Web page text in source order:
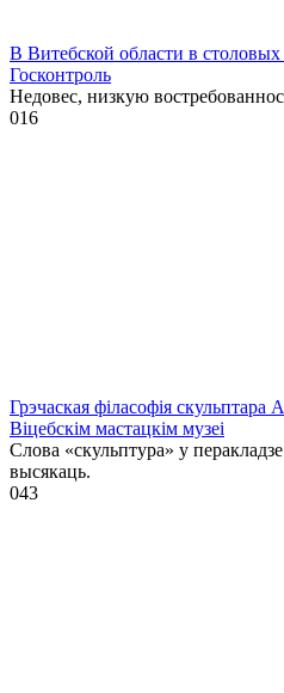
В Витебской области в
Госконтроль
Недовес, низкую
016
Грэчаская філасофія
Віцебскім мастацкім музеі
Слова «скульптура» у
высякаць.
043